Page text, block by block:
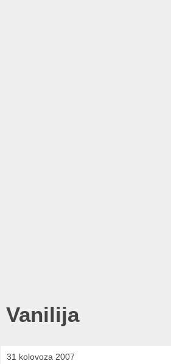
Vanilija
31 kolovoza 2007